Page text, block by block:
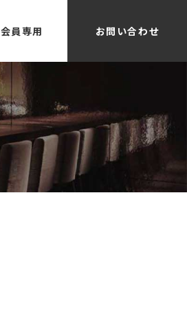
会員専用 お問い合わせ